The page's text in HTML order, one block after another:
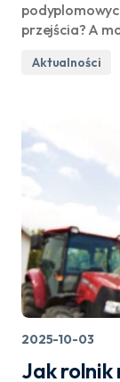
przejścia? A
Aktualności
2025-10-03
Jak rolnik